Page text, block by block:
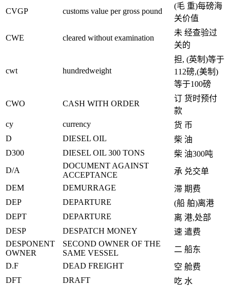
CVGP customs value per gross pound
(毛 重)每磅海
关价值
CWE cleared without examination
未 经查验过
关的
cwt hundredweight
担, (英制)等于
112磅,(美制)
等于100磅
CWO CASH WITH ORDER
订 货时预付
款
cy
currency
货 币
D
DIESEL OIL
柴 油
D300
DIESEL OIL 300 TONS
柴 油300吨
D/A
DOCUMENT AGAINST
ACCEPTANCE
承 兑交单
DEM
DEMURRAGE
滞 期费
DEP
DEPARTURE
(船 舶)离港
DEPT
DEPARTURE
离 港,处部
DESP
DESPATCH MONEY
速 遣费
DESPONENT
OWNER
SECOND OWNER OF THE
SAME VESSEL
二 船东
D.F
DEAD FREIGHT
空 舱费
DFT
DRAFT 吃 水